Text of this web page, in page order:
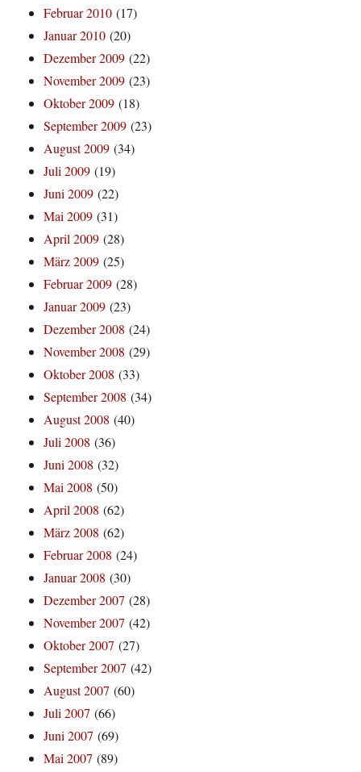
Februar 2010 (17)
Januar 2010 (20)
Dezember 2009 (22)
November 2009 (23)
Oktober 2009 (18)
September 2009 (23)
August 2009 (34)
Juli 2009 (19)
Juni 2009 (22)
Mai 2009 (31)
April 2009 (28)
März 2009 (25)
Februar 2009 (28)
Januar 2009 (23)
Dezember 2008 (24)
November 2008 (29)
Oktober 2008 (33)
September 2008 (34)
August 2008 (40)
Juli 2008 (36)
Juni 2008 (32)
Mai 2008 (50)
April 2008 (62)
März 2008 (62)
Februar 2008 (24)
Januar 2008 (30)
Dezember 2007 (28)
November 2007 (42)
Oktober 2007 (27)
September 2007 (42)
August 2007 (60)
Juli 2007 (66)
Juni 2007 (69)
Mai 2007 (89)